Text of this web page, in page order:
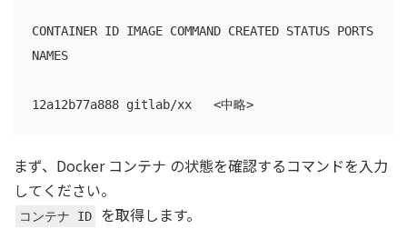
CONTAINER ID IMAGE COMMAND CREATED STATUS PORTS
NAMES
12a12b77a888 gitlab/xx   <中略>
まず、Docker コンテナ の状態を確認するコマンドを入力
してください。
コンテナ ID を取得します。